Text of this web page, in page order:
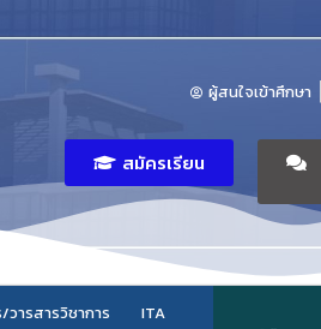
ผู้สนใจเข้าศึกษา
สมัครเรียน
วารสารวิชาการ ITA